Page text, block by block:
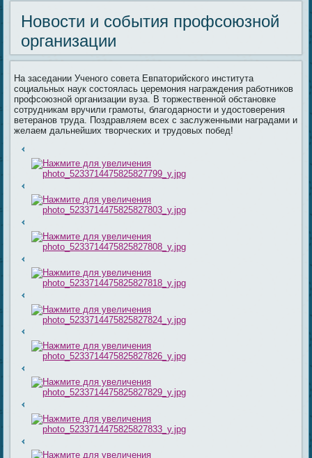
Новости и события профсоюзной
организации
На заседании Ученого совета Евпаторийского института
социальных наук состоялась церемония награждения работников
профсоюзной организации вуза. В торжественной обстановке
сотрудникам вручили грамоты, благодарности и удостоверения
ветеранов труда. Поздравляем всех с заслуженными наградами и
желаем дальнейших творческих и трудовых побед!